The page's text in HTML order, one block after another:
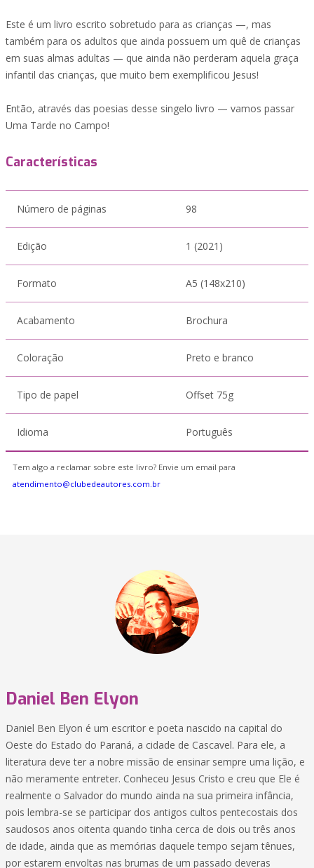
Este é um livro escrito sobretudo para as crianças —, mas
também para os adultos que ainda possuem um quê de crianças
em suas almas adultas — que ainda não perderam aquela graça
infantil das crianças, que muito bem exemplificou Jesus!
Então, através das poesias desse singelo livro — vamos passar
Uma Tarde no Campo!
Características
Número de páginas 98
Edição 1 (2021)
Formato A5 (148x210)
Acabamento Brochura
Coloração Preto e branco
Tipo de papel Offset 75g
Idioma Português
Tem algo a reclamar sobre este livro? Envie um email para
atendimento@clubedeautores.com.br
Daniel Ben Elyon
Daniel Ben Elyon é um escritor e poeta nascido na capital do
Oeste do Estado do Paraná, a cidade de Cascavel. Para ele, a
literatura deve ter a nobre missão de ensinar sempre uma lição, e
não meramente entreter. Conheceu Jesus Cristo e creu que Ele é
realmente o Salvador do mundo ainda na sua primeira infância,
pois lembra-se se participar dos antigos cultos pentecostais dos
saudosos anos oitenta quando tinha cerca de dois ou três anos
de idade, ainda que as memórias daquele tempo sejam tênues,
por estarem envoltas nas brumas de um passado deveras